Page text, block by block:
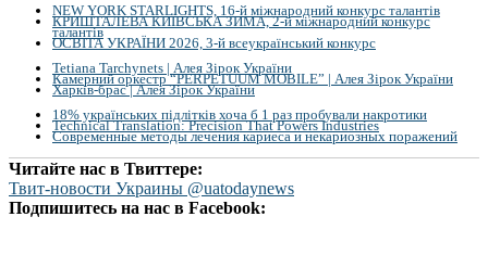
NEW YORK STARLIGHTS, 16-й міжнародний конкурс талантів
КРИШТАЛЕВА КИЇВСЬКА ЗИМА, 2-й міжнародний конкурс
талантів
ОСВІТА УКРАЇНИ 2026, 3-й всеукраїнський конкурс
Tetiana Tarchynets | Алея Зірок України
Камерний оркестр “PERPETUUM MOBILE” | Алея Зірок України
Харків-брас | Алея Зірок України
18% українських підлітків хоча б 1 раз пробували накротики
Technical Translation: Precision That Powers Industries
Современные методы лечения кариеса и некариозных поражений
Читайте нас в Твиттере:
Твит-новости Украины @uatodaynews
Подпишитесь на нас в Facebook: